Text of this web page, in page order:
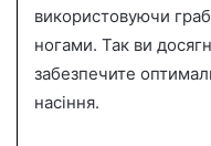
використовуючи
ногами. Так ви
забезпечите
насіння.